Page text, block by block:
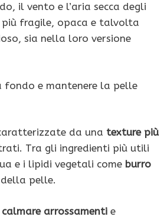
il vento e l’aria secca degli
fragile, opaca e talvolta
sia nella loro versione
fondo e mantenere la pelle
da una texture più
Tra gli ingredienti più utili
e i lipidi vegetali come burro
pelle.
calmare arrossamenti e